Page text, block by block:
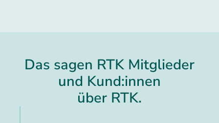
Das sagen RTK Mitglieder
und Kund:innen
über RTK.